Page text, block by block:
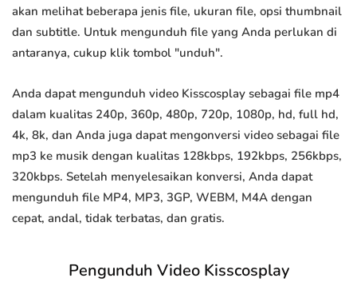
akan melihat beberapa jenis file, ukuran file, opsi thumbnail
dan subtitle. Untuk mengunduh file yang Anda perlukan di
antaranya, cukup klik tombol "unduh".
Anda dapat mengunduh video Kisscosplay sebagai file mp4
dalam kualitas 240p, 360p, 480p, 720p, 1080p, hd, full hd,
4k, 8k, dan Anda juga dapat mengonversi video sebagai file
mp3 ke musik dengan kualitas 128kbps, 192kbps, 256kbps,
320kbps. Setelah menyelesaikan konversi, Anda dapat
mengunduh file MP4, MP3, 3GP, WEBM, M4A dengan
cepat, andal, tidak terbatas, dan gratis.
Pengunduh Video Kisscosplay